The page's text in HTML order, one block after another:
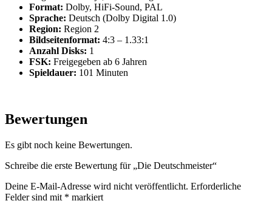
Format: Dolby, HiFi-Sound, PAL
Sprache: Deutsch (Dolby Digital 1.0)
Region: Region 2
Bildseitenformat: 4:3 – 1.33:1
Anzahl Disks: 1
FSK: Freigegeben ab 6 Jahren
Spieldauer: 101 Minuten
Bewertungen
Es gibt noch keine Bewertungen.
Schreibe die erste Bewertung für „Die Deutschmeister“
Deine E-Mail-Adresse wird nicht veröffentlicht. Erforderliche
Felder sind mit * markiert